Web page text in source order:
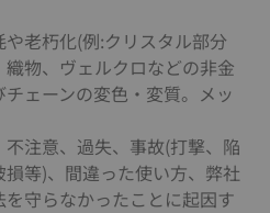
老朽化(例:クリスタル部分
物、ヴェルクロなどの非金
ェーンの変色・変質。メッ
注意、過失、事故(打撃、陥
等)、間違った使い方、弊社
守らなかったことに起因す